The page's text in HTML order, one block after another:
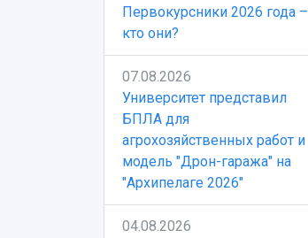
Первокурсники 2026 года –
кто они?
07.08.2026
Университет представил
БПЛА для
агрохозяйственных работ и
модель "Дрон-гаража" на
"Архипелаге 2026"
04.08.2026